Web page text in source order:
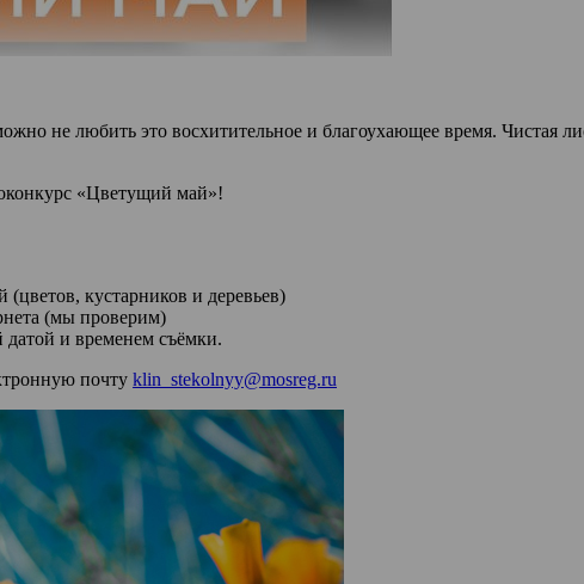
не любить это восхитительное и благоухающее время. Чистая
«Цветущий май»!
кустарников и деревьев)
(мы проверим)
и временем съёмки.
почту klin_stekolnyy@mosreg.ru